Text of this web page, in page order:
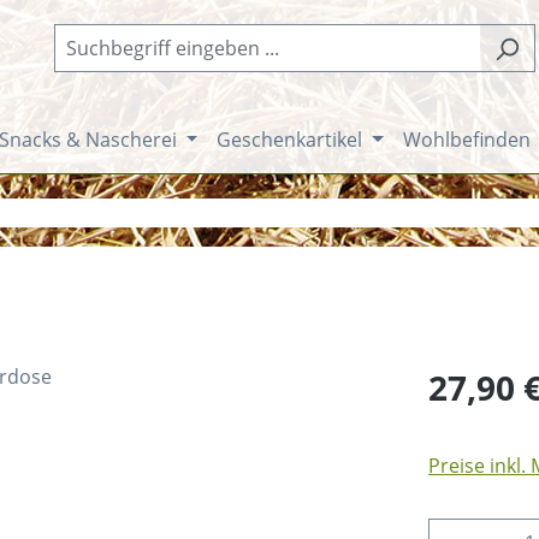
& Nascherei Geschenkartikel Wohlbefinden
Regulärer
27,90
Preise inkl.